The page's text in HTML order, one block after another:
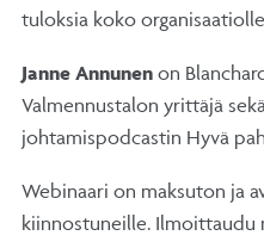
tuloksia koko
Janne Annunen on
Valmennustalon yrittäjä
johtamispodcastin Hyvä
Webinaari on maksuton ja
kiinnostuneille. Ilmoittaudu